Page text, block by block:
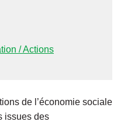
/ Actions
de l’économie sociale
issues des